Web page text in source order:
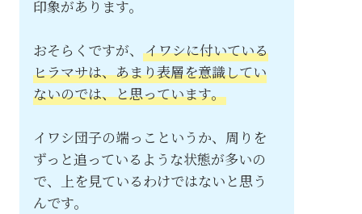
印象があります。
おそらくですが、イワシに付いている
ヒラマサは、あまり表層を意識してい
ないのでは、と思っています。
イワシ団子の端っこというか、周りを
ずっと追っているような状態が多いの
で、上を見ているわけではないと思う
んです。